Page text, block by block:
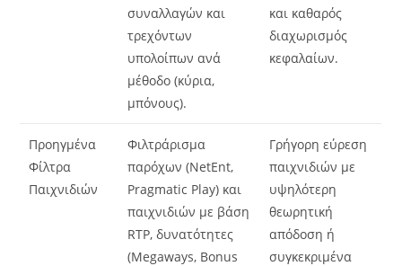
συναλλαγών και
τρεχόντων
υπολοίπων ανά
μέθοδο (κύρια,
μπόνους).
και καθαρός
διαχωρισμός
κεφαλαίων.
Προηγμένα
Φίλτρα
Παιχνιδιών
Φιλτράρισμα
παρόχων (NetEnt,
Pragmatic Play) και
παιχνιδιών με βάση
RTP, δυνατότητες
(Megaways, Bonus
Γρήγορη εύρεση
παιχνιδιών με
υψηλότερη
θεωρητική
απόδοση ή
συγκεκριμένα